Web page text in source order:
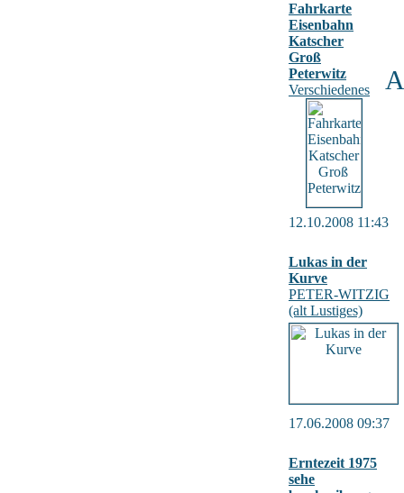
Fahrkarte
Eisenbahn
Katscher
Groß
Peterwitz
Verschiedenes
12.10.2008 11:43
Lukas in der
Kurve
PETER-WITZIG
(alt Lustiges)
17.06.2008 09:37
Erntezeit 1975
sehe